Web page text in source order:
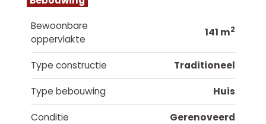
Bewoonbare
oppervlakte
141 m2
Type constructie Traditioneel
Type bebouwing Huis
Conditie Gerenoveerd